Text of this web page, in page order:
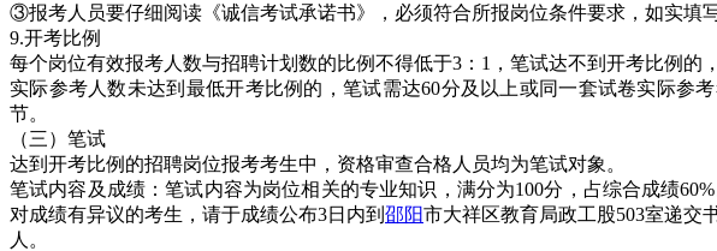
③报考人员要仔细阅读《诚信考试承诺书》，必须符合所报岗位条件要求，如实填
9.开考比例
每个岗位有效报考人数与招聘计划数的比例不得低于3：1，笔试达不到开考比例
实际参考人数未达到最低开考比例的，笔试需达60分及以上或同一套试卷实际参
节。
（三）笔试
达到开考比例的招聘岗位报考考生中，资格审查合格人员均为笔试对象。
笔试内容及成绩：笔试内容为岗位相关的专业知识，满分为100分，占综合成绩
对成绩有异议的考生，请于成绩公布3日内到 邵阳市大祥区教育局政工股503室递交
人。